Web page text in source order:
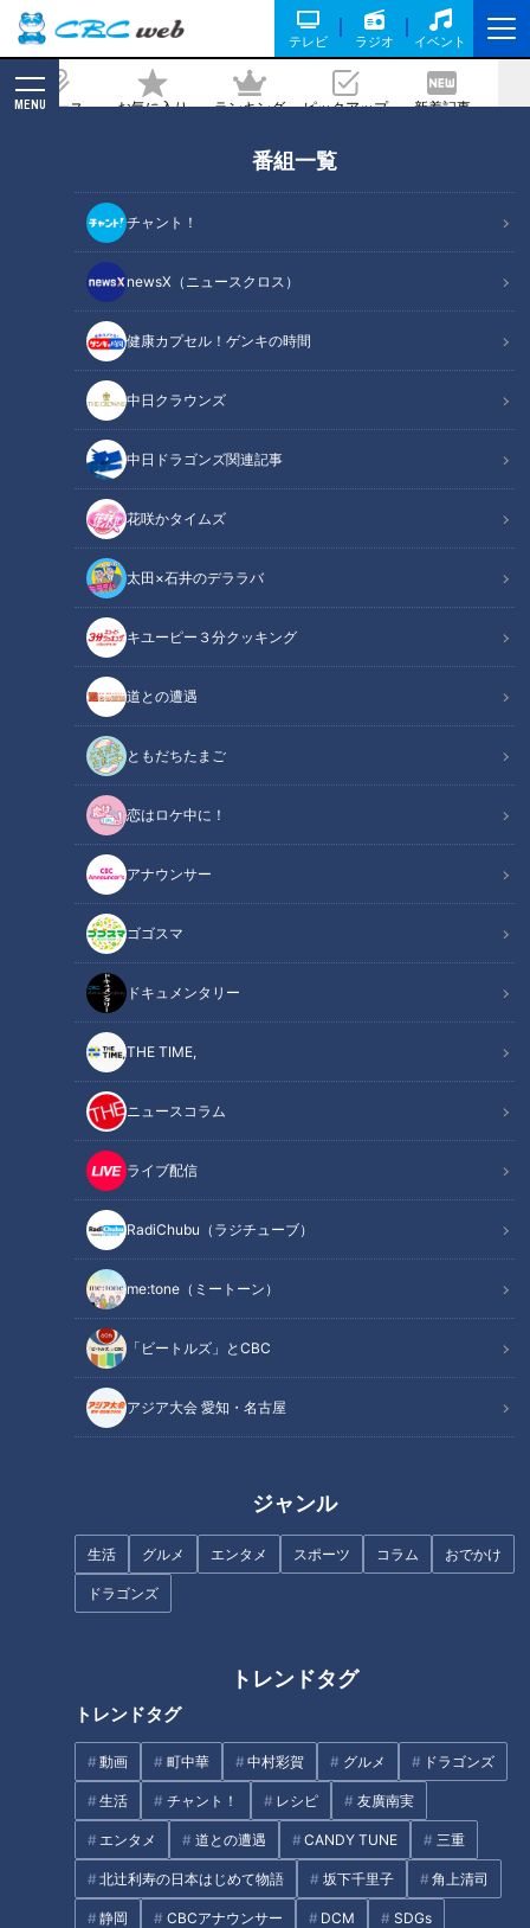
テレビ ラジオ イベント
ニュース お気に入り ランキング ピックアップ 新着記事
MENU
番組一覧
チャント！
newsX（ニュースクロス）
健康カプセル！ゲンキの時間
中日クラウンズ
中日ドラゴンズ関連記事
花咲かタイムズ
太田×石井のデララバ
キユーピー３分クッキング
道との遭遇
ともだちたまご
恋はロケ中に！
アナウンサー
ゴゴスマ
ドキュメンタリー
THE TIME,
ニュースコラム
ライブ配信
RadiChubu（ラジチューブ）
me:tone（ミートーン）
「ビートルズ」とCBC
アジア大会 愛知・名古屋
ジャンル
生活 グルメ エンタメ スポーツ コラム おでかけ
ドラゴンズ
トレンドタグ
トレンドタグ
動画 町中華 中村彩賀 グルメ ドラゴンズ
生活 チャント！ レシピ 友廣南実
エンタメ 道との遭遇 CANDY TUNE 三重
北辻利寿の日本はじめて物語 坂下千里子 角上清司
静岡 CBCアナウンサー DCM SDGs
感動したパン」とは？
2022/06/04 10:40
チャント！
「チャント！」特集
人気ベーカリーの店主に「最近食べて、感動したパンはありま
すか？」と聞いたらどんな答えが返ってくるでしょうか。愛知
県には700軒以上のパン屋さんがありますが、その中でも人気
店はひと握りです。パン屋さんが認める“悔しいけどうまい！
プロが認める極上のパン”を3つ紹介します。
1つの料理のような味わいのホットドック
自家製酵母で作るお惣菜ベーグル
上質なクリームチーズとはちみつのマリアージュ
オススメ関連コンテンツ
1つの料理のような味わいのホットドック
愛知県名古屋市にある「トレマタンブーランジェリー」の瀧あ
ゆみ店主が最近感動したパンは、愛知県一宮市にある「パンと
「ボリュームがあって、ひとつの料理として食べられて満足で
きるおいしさ」
住宅街にある駐車場の奥にひっそり佇むお店は、2018年にオ
ープン。常時20種類以上のパンが並び、看板商品ははちみつ
をたっぷり練りこんだ「パン蜜食パン」。耳までもっちりして
おいしいと地元でも評判の食パンです。